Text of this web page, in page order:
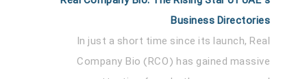
Business Directories
In just a short time since its launch, Real
Company Bio (RCO) has gained massive